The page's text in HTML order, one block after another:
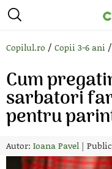
Copilul.ro / Copii 3-6 ani /
Cum
sarbatori
pentru
Autor: Ioana Pavel |